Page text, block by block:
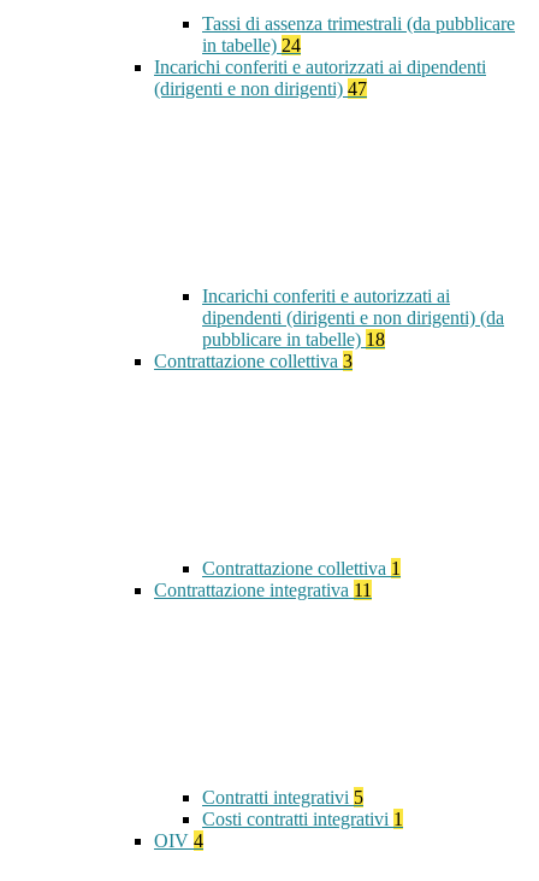
Tassi di assenza trimestrali (da pubblicare
in tabelle) 24
Incarichi conferiti e autorizzati ai dipendenti
(dirigenti e non dirigenti) 47
Incarichi conferiti e autorizzati ai
dipendenti (dirigenti e non dirigenti) (da
pubblicare in tabelle) 18
Contrattazione collettiva 3
Contrattazione collettiva 1
Contrattazione integrativa 11
Contratti integrativi 5
Costi contratti integrativi 1
OIV 4